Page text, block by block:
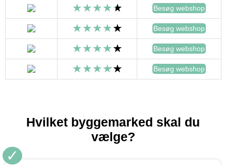
Besøg webshop
Besøg webshop
Besøg webshop
Besøg webshop
Hvilket byggemarked skal du
vælge?
✓